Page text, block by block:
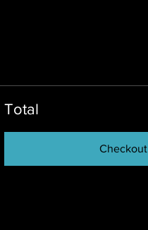
Total
Checkout